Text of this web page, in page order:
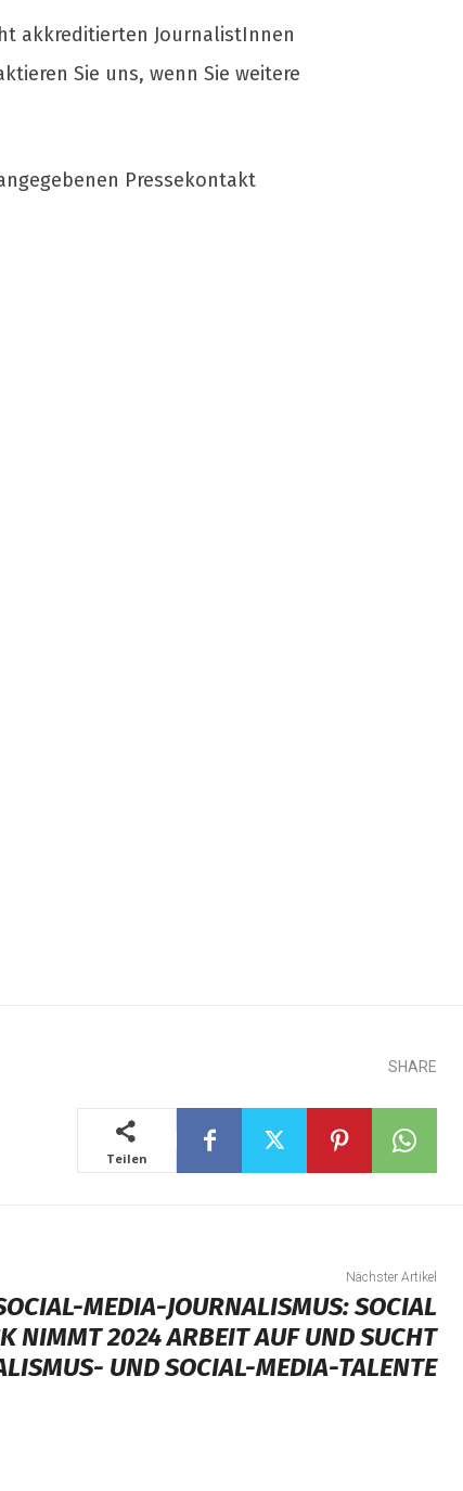
akkreditierten JournalistInnen
Sie uns, wenn Sie weitere
Pressekontakt
SHARE
Teilen
Nächster Artikel
MEDIA-JOURNALISMUS: SOCIAL
NIMMT 2024 ARBEIT AUF UND SUCHT
UND SOCIAL-MEDIA-TALENTE